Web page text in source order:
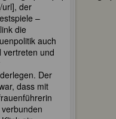
url], der
–
die
auch
vertreten und
Der
dass mit